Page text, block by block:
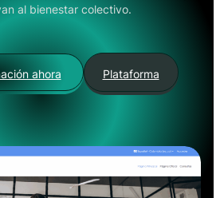
al bienestar colectivo.
ahora Plataforma